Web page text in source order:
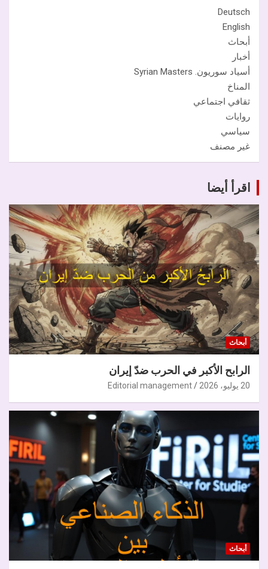
Deutsch
English
أبحاث
أخبار
أسياد سوريون. Syrian Masters
المناخ
ثقافي اجتماعي
روايات
سياسي
غير مصنف
اقرأ أيضا
أبحاث
الرابح الأكبر في الحرب ضدّ إيران
20 يوليو، 2026 Editorial management
أبحاث